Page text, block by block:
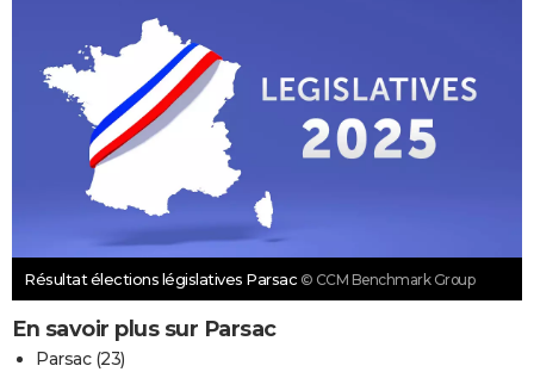
Résultat élections législatives Parsac © CCM Benchmark Group
En savoir plus sur Parsac
Parsac (23)